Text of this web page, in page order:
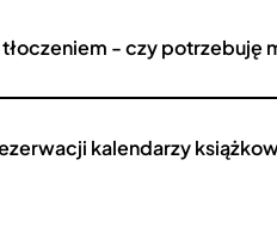
- czy potrzebuję
kalendarzy